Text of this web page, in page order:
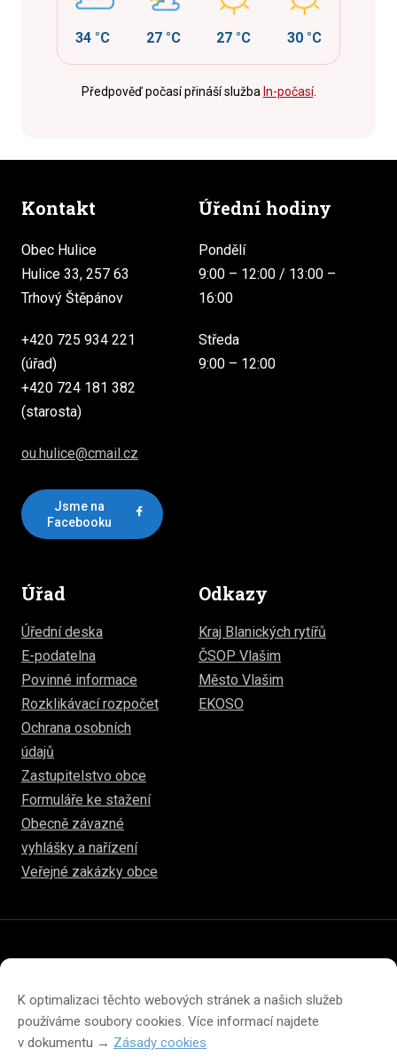
K optimalizaci těchto webových stránek a našich služeb
používáme soubory cookies. Více informací najdete
v dokumentu → Zásady cookies
34 °C 27 °C 27 °C 30 °C
Předpověď počasí přináší služba In-počasí.
Kontakt
Obec Hulice
Hulice 33, 257 63
Trhový Štěpánov
+420 725 934 221
(úřad)
+420 724 181 382
(starosta)
ou.hulice@cmail.cz
Jsme na
Facebooku
Úřední hodiny
Pondělí
9:00 – 12:00 / 13:00 –
16:00
Středa
9:00 – 12:00
Úřad
Úřední deska
E-podatelna
Povinné informace
Rozklikávací rozpočet
Ochrana osobních
údajů
Zastupitelstvo obce
Formuláře ke stažení
Obecně závazné
vyhlášky a nařízení
Veřejné zakázky obce
Odkazy
Kraj Blanických rytířů
ČSOP Vlašim
Město Vlašim
EKOSO
Prohlášení o přístupnosti
Prohlášení o ochraně soukromí
Zásady cookies (EU)